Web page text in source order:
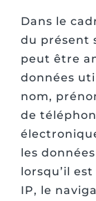
Dans le
du présent
peut être
données
nom,
de
les
lorsqu’il
IP, le